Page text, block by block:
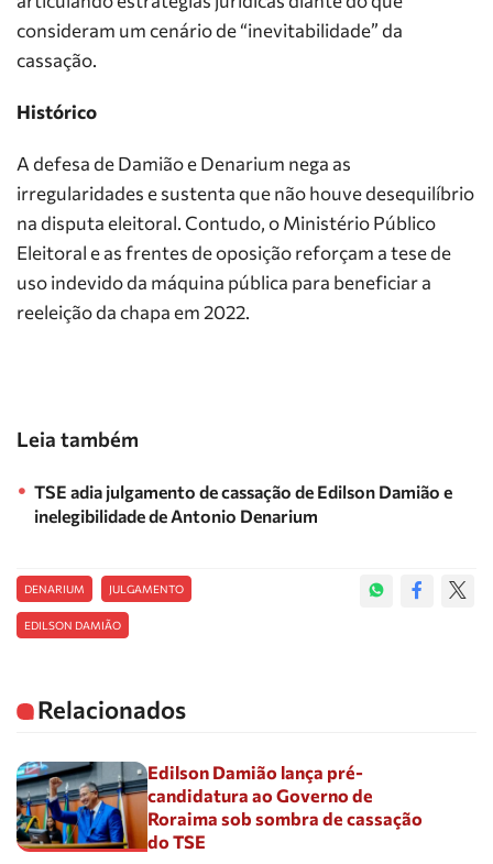
consideram um cenário de “inevitabilidade” da
cassação.
Histórico
A defesa de Damião e Denarium nega as
irregularidades e sustenta que não houve desequilíbrio
na disputa eleitoral. Contudo, o Ministério Público
Eleitoral e as frentes de oposição reforçam a tese de
uso indevido da máquina pública para beneficiar a
reeleição da chapa em 2022.
Leia também
TSE adia julgamento de cassação de Edilson Damião e
inelegibilidade de Antonio Denarium
DENARIUM JULGAMENTO
EDILSON DAMIÃO
Relacionados
Edilson Damião lança pré-
candidatura ao Governo de
Roraima sob sombra de cassação
do TSE